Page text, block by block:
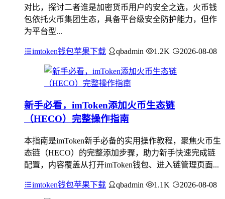
对比，探讨二者谁是加密货币用户的安全之选，火币钱
包依托火币集团生态，具备平台级安全防护能力，但作
为平台型...
imtoken钱包苹果下载 qbadmin 1.2K 2026-08-08
新手必看，imToken添加火币生态链
（HECO）完整操作指南
本指南是imToken新手必备的实用操作教程，聚焦火币生
态链（HECO）的完整添加步骤，助力新手快速完成链
配置，内容覆盖从打开imToken钱包、进入链管理页面...
imtoken钱包苹果下载 qbadmin 1.1K 2026-08-08